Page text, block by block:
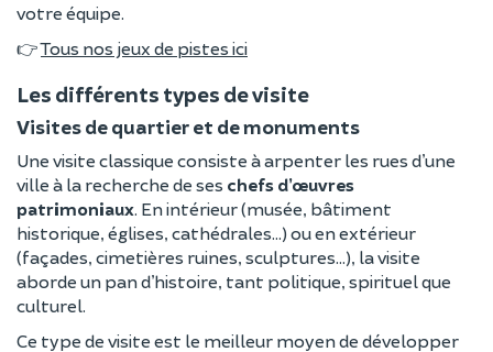
votre équipe.
👉Tous nos jeux de pistes ici
Les différents types de visite
Visites de quartier et de monuments
Une visite classique consiste à arpenter les rues d’une
ville à la recherche de ses chefs d’œuvres
patrimoniaux . En intérieur (musée, bâtiment
historique, églises, cathédrales…) ou en extérieur
(façades, cimetières ruines, sculptures…), la visite
aborde un pan d’histoire, tant politique, spirituel que
culturel.
Ce type de visite est le meilleur moyen de développer